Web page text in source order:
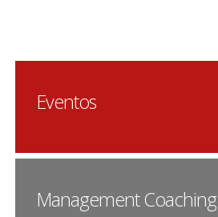
Eventos
Management Coaching